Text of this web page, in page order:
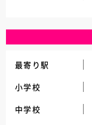
最寄り駅
小学校
中学校